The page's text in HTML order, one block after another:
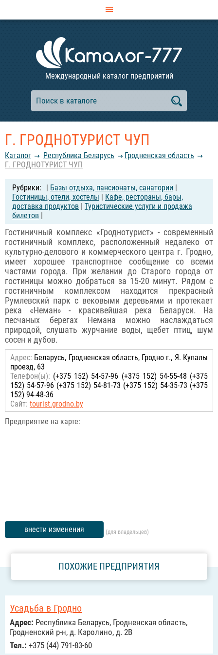
Международный каталог предприятий
Г. ГРОДНОТУРИСТ ЧУП
Каталог Республика Беларусь
Гродненская область
Г. ГРОДНОТУРИСТ ЧУП
| Базы отдыха, пансионаты, санатории |
Гостиницы, отели, хостелы | Кафе, рестораны, бары,
доставка продуктов | Туристические услуги и продажа
билетов |
Гостиничный комплекс «Гроднотурист» - современный
гостиничный комплекс, расположенный недалеко от
культурно-делового и коммерческого центра г. Гродно,
имеет хорошее транспортное сообщение со всеми
частями города. При желании до Старого города от
гостиницы можно добраться за 15-20 минут. Рядом с
гостиничным комплексом находится прекрасный
Румлевский парк с вековыми деревьями и протекает
река «Неман» - красивейшая река Беларуси. На
песчаных берегах Немана можно наслаждаться
природой, слушать журчание воды, щебет птиц, шум
сосен и дубов.
Адрес: Беларусь, Гродненская область, Гродно г., Я. Купалы
проезд, 63
Телефон(ы): (+375 152) 54-57-96 (+375 152) 54-55-48 (+375
152) 54-57-96 (+375 152) 54-81-73 (+375 152) 54-35-73 (+375
152) 94-48-36
Сайт: tourist.grodno.by
Предприятие на карте:
внести изменения (для владельцев)
ПОХОЖИЕ ПРЕДПРИЯТИЯ
Усадьба в Гродно
Адрес: Республика Беларусь, Гродненская область,
Гродненский р-н, д. Каролино, д. 2В
Тел.: +375 (44) 791-83-60